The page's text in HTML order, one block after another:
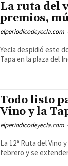
La ruta del
premios,
elperiodicodeyecla.com
Yecla despidió este
Tapa en la plaza del
Todo listo
Vino y la
elperiodicodeyecla.com
La 12ª Ruta del Vino
febrero y se